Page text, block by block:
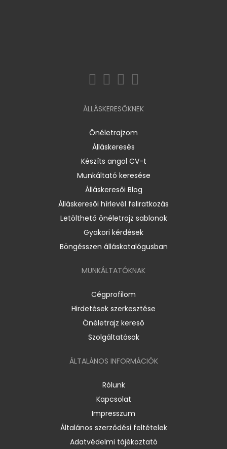
ÁLLÁSKERESŐKNEK
Önéletrajzom
Álláskeresés
Készíts angol CV-t
Munkáltató keresése
Álláskeresői Blog
Álláskeresői hírlevél feliratkozás
Letölthető önéletrajz sablonok
Gyakori kérdések
Böngésszen álláskatalógusban
MUNKÁLTATÓKNAK
Cégprofilom
Hirdetések szerkesztése
Önéletrajz kereső
Szolgáltatások
ÁLTALÁNOS INFORMÁCIÓK
Rólunk
Kapcsolat
Impresszum
Általános szerződési feltételek
Adatvédelmi tájékoztató